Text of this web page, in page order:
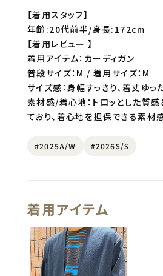
【着用スタッフ】
年齢:20代前半/身長:172cm
【着用レビュー 】
着用アイテム：カーディガン
普段サイズ：M / 着用サイズ：M
サイズ感：身幅すっきり、着丈ゆっ
素材感/着心地：トロッとした質
ており、着心地を担保できる素材
#2025A/W #2026S/S
着用アイテム